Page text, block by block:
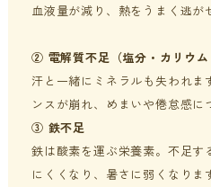
血液量が減り、熱をうまく逃が
② 電解質不足（塩分・カリウム
汗と一緒にミネラルも失われま
ンスが崩れ、めまいや倦怠感に
③ 鉄不足
鉄は酸素を運ぶ栄養素。不足す
にくくなり、暑さに弱くなり